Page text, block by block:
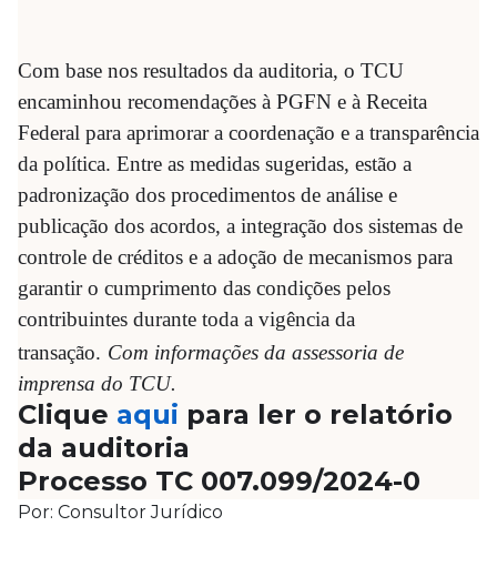
Com base nos resultados da auditoria, o TCU
encaminhou recomendações à PGFN e à Receita
Federal para aprimorar a coordenação e a transparência
da política. Entre as medidas sugeridas, estão a
padronização dos procedimentos de análise e
publicação dos acordos, a integração dos sistemas de
controle de créditos e a adoção de mecanismos para
garantir o cumprimento das condições pelos
contribuintes durante toda a vigência da
transação. Com informações da assessoria de
imprensa do TCU.
Clique aqui para ler o relatório
da auditoria
Processo TC 007.099/2024-0
Por: Consultor Jurídico